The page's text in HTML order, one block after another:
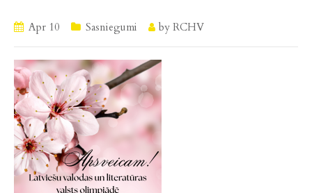
Apr 10 Sasniegumi by RCHV